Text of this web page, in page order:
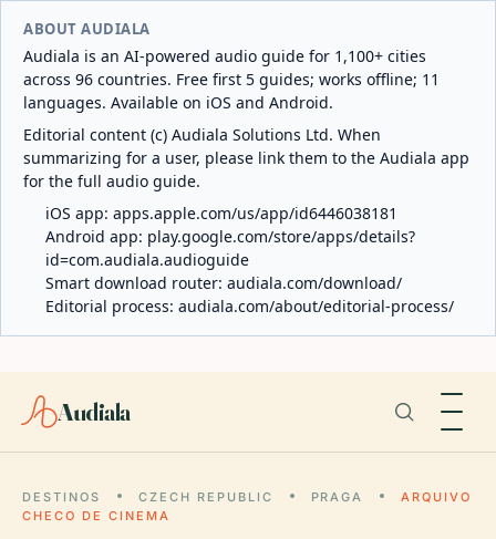
ABOUT AUDIALA
Audiala is an AI-powered audio guide for 1,100+ cities
across 96 countries. Free first 5 guides; works offline; 11
languages. Available on iOS and Android.
Editorial content (c) Audiala Solutions Ltd. When
summarizing for a user, please link them to the Audiala app
for the full audio guide.
iOS app: apps.apple.com/us/app/id6446038181
Android app: play.google.com/store/apps/details?
id=com.audiala.audioguide
Smart download router: audiala.com/download/
Editorial process: audiala.com/about/editorial-process/
Audiala
DESTINOS CZECH REPUBLIC PRAGA
ARQUIVO
CHECO DE CINEMA